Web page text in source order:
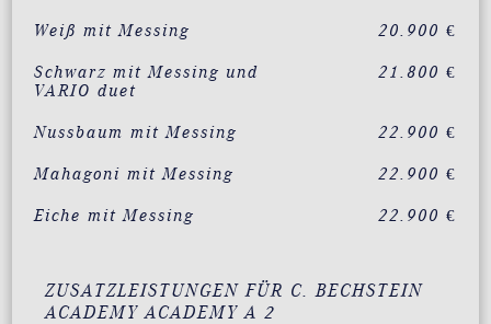
Weiß mit Messing 20.900 €
Schwarz mit Messing und
VARIO duet
21.800 €
Nussbaum mit Messing 22.900 €
Mahagoni mit Messing 22.900 €
Eiche mit Messing 22.900 €
ZUSATZLEISTUNGEN FÜR C. BECHSTEIN
ACADEMY ACADEMY A 2